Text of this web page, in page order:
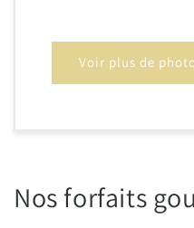
Voir plus de
Nos forfaits